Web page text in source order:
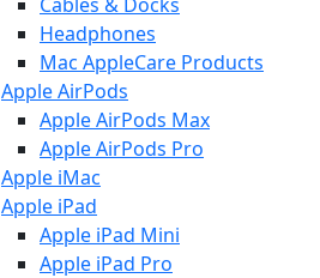
Headphones
Mac AppleCare Products
Apple AirPods
Apple AirPods Max
Apple AirPods Pro
Apple iMac
Apple iPad
Apple iPad Mini
Apple iPad Pro